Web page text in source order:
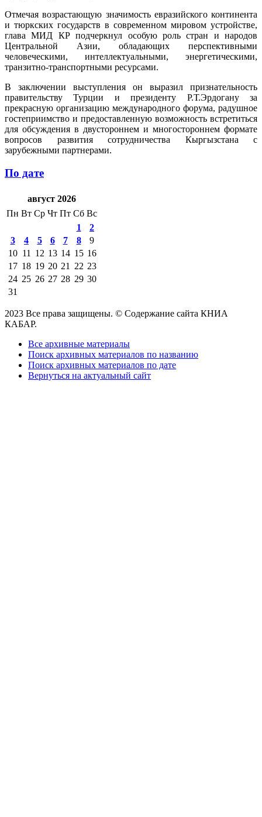
Отмечая возрастающую значимость евразийского континента
и тюркских государств в современном мировом устройстве,
глава МИД КР подчеркнул особую роль стран и народов
Центральной Азии, обладающих перспективными
человеческими, интеллектуальными, энергетическими,
транзитно-транспортными ресурсами.
В заключении выступления он выразил признательность
правительству Турции и президенту Р.Т.Эрдогану за
прекрасную организацию международного форума, радушное
гостеприимство и предоставленную возможность встретиться
для обсуждения в двустороннем и многостороннем формате
вопросов развития сотрудничества Кыргызстана с
зарубежными партнерами.
По дате
август 2026
Пн Вт Ср Чт Пт Сб Вс
1
2
3
4 5 6 7 8
9
10 11 12 13 14 15 16
17 18 19 20 21 22 23
24 25 26 27 28 29 30
31
2023 Все права защищены. © Содержание сайта КНИА
КАБАР.
Все архивные материалы
Поиск архивных материалов по названию
Поиск архивных материалов по дате
Вернуться на актуальный сайт